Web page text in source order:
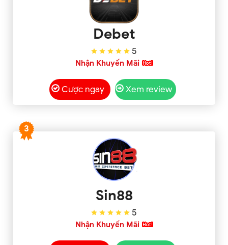
Debet
5
Nhận Khuyến Mãi
Cược ngay Xem review
3
Sin88
5
Nhận Khuyến Mãi